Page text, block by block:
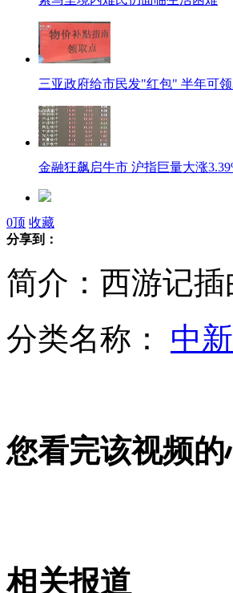
三亚政府给市民发"红包" 半年可领
金融狂飙启牛市 沪指巨量大涨
济南民众抢提公积金挤爆服务大厅
0顶 收藏
分享到：
简介：西游记
分类名称： 中
您看完该视频的
相关报道